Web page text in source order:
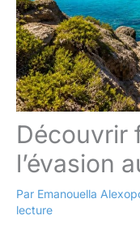
Découvrir
l’évasion
Par Emanouella
lecture